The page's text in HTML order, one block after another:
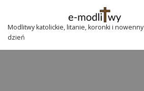
Przejdź
do
treści
Modlitwy katolickie, litanie, koronki i
dzień